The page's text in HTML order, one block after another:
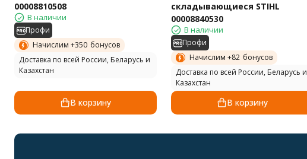
00008810508
В наличии
Профи
Начислим +350 бонусов
Доставка по всей России, Беларусь и
Казахстан
В корзину
складывающиеся STIHL
00008840530
В наличии
Профи
Начислим +82 бонусов
Доставка по всей России, Беларусь и
Казахстан
В корзину